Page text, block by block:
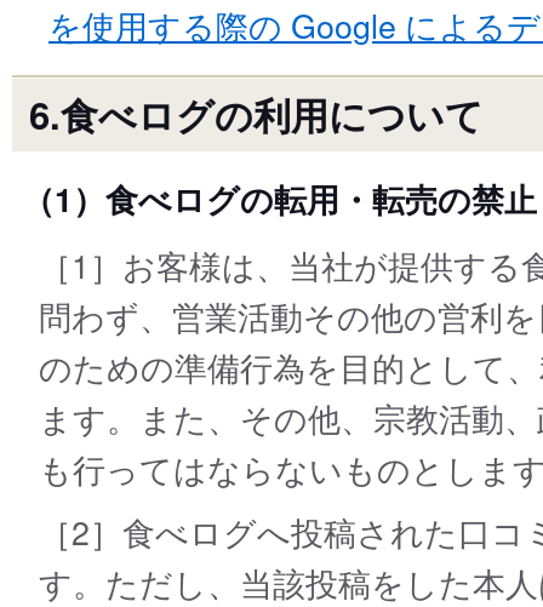
を使用する際の Google による
6.食べログの利用について
（1）食べログの転用・転売の禁止
［1］お客様は、当社が提供す
問わず、営業活動その他の営利
のための準備行為を目的として
ます。また、その他、宗教活動
も行ってはならないものとしま
［2］食べログへ投稿された口
す。ただし、当該投稿をした本